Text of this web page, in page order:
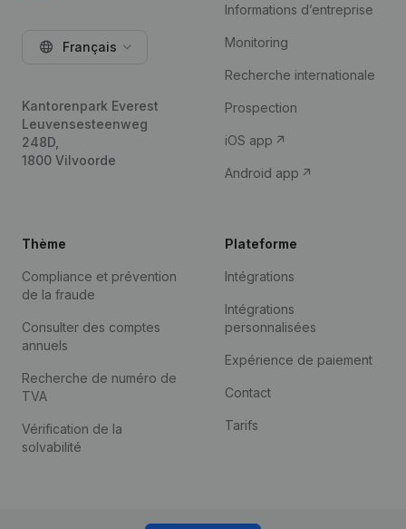
Français
Kantorenpark Everest
Leuvensesteenweg
248D,
1800 Vilvoorde
Informations d’entreprise
Monitoring
Recherche internationale
Prospection
iOS app
Android app
Thème
Compliance et prévention
de la fraude
Consulter des comptes
annuels
Recherche de numéro de
TVA
Vérification de la
solvabilité
Plateforme
Intégrations
Intégrations
personnalisées
Expérience de paiement
Contact
Tarifs